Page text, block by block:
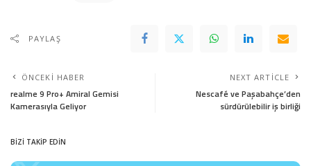
PAYLAŞ
ÖNCEKI HABER
realme 9 Pro+ Amiral Gemisi
Kamerasıyla Geliyor
NEXT ARTICLE
Nescafé ve Paşabahçe’den
sürdürülebilir iş birliği
BİZİ TAKİP EDİN